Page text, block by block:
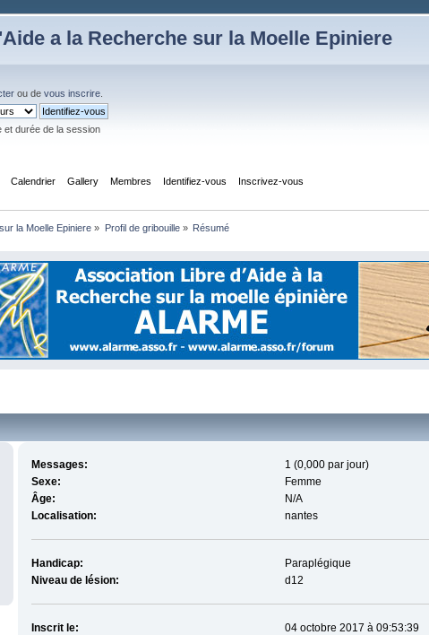
a la Recherche sur la Moelle Epiniere
ou de vous inscrire
et durée de la session
Calendrier Gallery Membres Identifiez-vous Inscrivez-vous
la Moelle Epiniere » Profil de gribouille» Résumé
Messages:
1 (0,000 par jour)
Sexe:
Femme
Âge:
N/A
Localisation:
nantes
Handicap:
Paraplégique
Niveau de lésion:
d12
Inscrit le:
04 octobre 2017 à 09:53:39